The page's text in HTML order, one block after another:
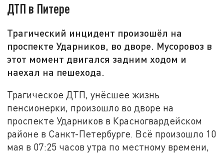
ДТП в Питере
Трагический инцидент произошёл на
проспекте Ударников, во дворе. Мусоровоз в
этот момент двигался задним ходом и
наехал на пешехода.
Трагическое ДТП, унёсшее жизнь
пенсионерки, произошло во дворе на
проспекте Ударников в Красногвардейском
районе в Санкт-Петербурге. Всё произошло 10
мая в 07:25 часов утра по местному времени,